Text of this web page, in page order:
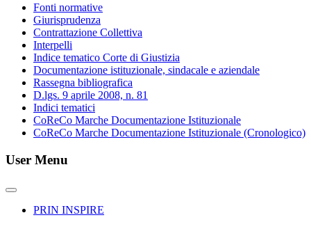
Fonti normative
Giurisprudenza
Contrattazione Collettiva
Interpelli
Indice tematico Corte di Giustizia
Documentazione istituzionale, sindacale e aziendale
Rassegna bibliografica
D.lgs. 9 aprile 2008, n. 81
Indici tematici
CoReCo Marche Documentazione Istituzionale
CoReCo Marche Documentazione Istituzionale (Cronologico)
User Menu
PRIN INSPIRE